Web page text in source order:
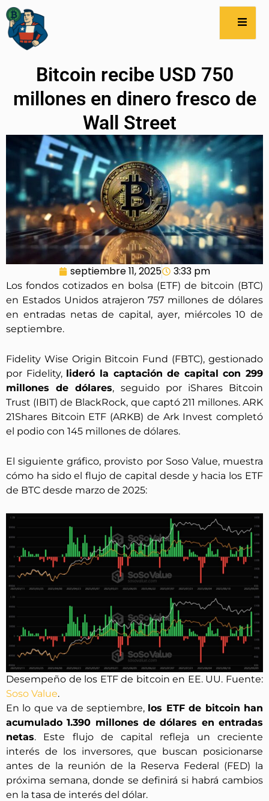
Bitcoin recibe USD 750
millones en dinero fresco de
Wall Street
septiembre 11, 2025 3:33 pm
Los fondos cotizados en bolsa (ETF) de bitcoin (BTC)
en Estados Unidos atrajeron 757 millones de dólares
en entradas netas de capital, ayer, miércoles 10 de
septiembre.
Fidelity Wise Origin Bitcoin Fund (FBTC), gestionado
por Fidelity, lideró la captación de capital con 299
millones de dólares, seguido por iShares Bitcoin
Trust (IBIT) de BlackRock, que captó 211 millones. ARK
21Shares Bitcoin ETF (ARKB) de Ark Invest completó
el podio con 145 millones de dólares.
El siguiente gráfico, provisto por Soso Value, muestra
cómo ha sido el flujo de capital desde y hacia los ETF
de BTC desde marzo de 2025:
Desempeño de los ETF de bitcoin en EE. UU. Fuente:
Soso Value.
En lo que va de septiembre, los ETF de bitcoin han
acumulado 1.390 millones de dólares en entradas
netas. Este flujo de capital refleja un creciente
interés de los inversores, que buscan posicionarse
antes de la reunión de la Reserva Federal (FED) la
próxima semana, donde se definirá si habrá cambios
en la tasa de interés del dólar.